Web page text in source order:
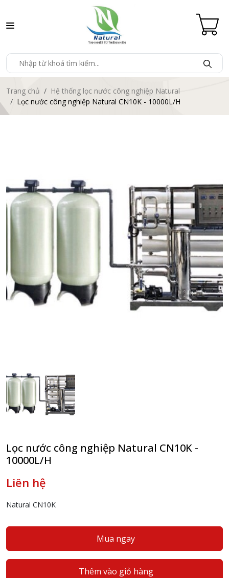
Trang chủ
Hệ thống lọc nước công nghiệp Natural
Lọc nước công nghiệp Natural CN10K - 10000L/H
Lọc nước công nghiệp Natural CN10K -
10000L/H
Liên hệ
Natural CN10K
Mua ngay
Thêm vào giỏ hàng